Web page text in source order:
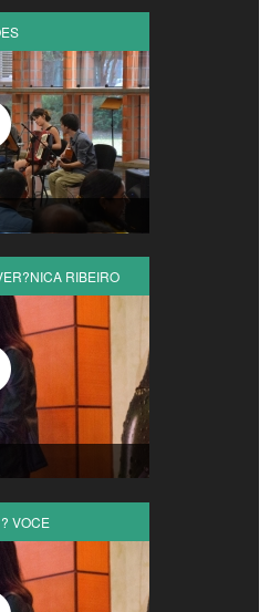
RIBEIRO
VOCE